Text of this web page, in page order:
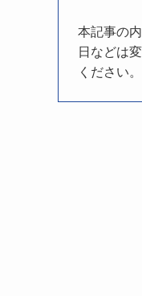
本記事の
日などは
ください。